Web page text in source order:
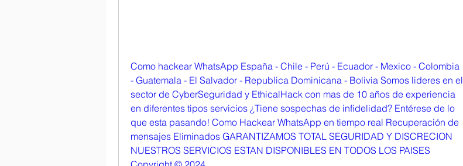
Como hackear WhatsApp España - Chile - Perú - Ecuador - Mexico - Colombia
- Guatemala - El Salvador - Republica Dominicana - Bolivia Somos lideres en el
sector de CyberSeguridad y EthicalHack con mas de 10 años de experiencia
en diferentes tipos servicios ¿Tiene sospechas de infidelidad? Entérese de lo
que esta pasando! Como Hackear WhatsApp en tiempo real Recuperación de
mensajes Eliminados GARANTIZAMOS TOTAL SEGURIDAD Y DISCRECION
NUESTROS SERVICIOS ESTAN DISPONIBLES EN TODOS LOS PAISES